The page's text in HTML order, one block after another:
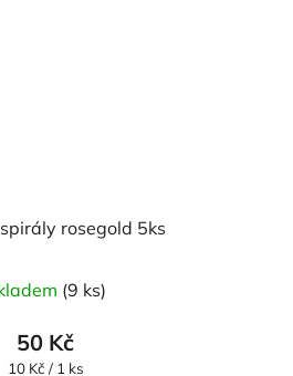
rosegold 5ks
(9 ks)
50 Kč
Měrná
10 Kč / 1 ks